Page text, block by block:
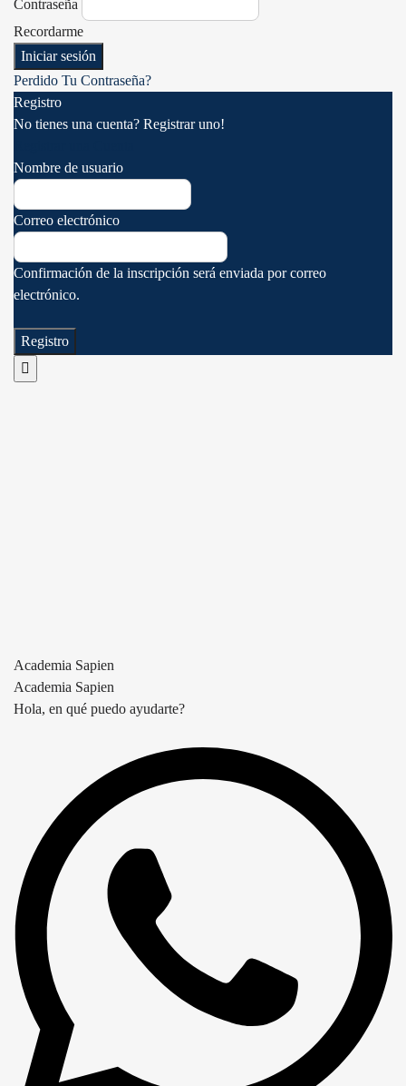
Contraseña
Recordarme
Perdido Tu Contraseña?
Registro
No tienes una cuenta? Registrar uno!
Nombre de usuario
Correo electrónico
Confirmación de la inscripción será enviada por correo
electrónico.
Academia Sapien
Academia Sapien
Hola, en qué puedo ayudarte?